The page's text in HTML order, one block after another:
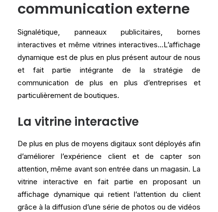
communication externe
Signalétique, panneaux publicitaires, bornes
interactives et même vitrines interactives…L’affichage
dynamique est de plus en plus présent autour de nous
et fait partie intégrante de la stratégie de
communication de plus en plus d’entreprises et
particulièrement de boutiques.
La vitrine interactive
De plus en plus de moyens digitaux sont déployés afin
d’améliorer l’expérience client et de capter son
attention, même avant son entrée dans un magasin. La
vitrine interactive en fait partie en proposant un
affichage dynamique qui retient l’attention du client
grâce à la diffusion d’une série de photos ou de vidéos